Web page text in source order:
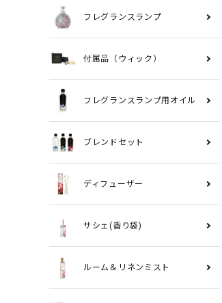
フレグランスランプ
付属品（ウィック）
フレグランスランプ用オイル
ブレンドセット
ディフューザー
サシェ(香り袋)
ルーム＆リネンミスト